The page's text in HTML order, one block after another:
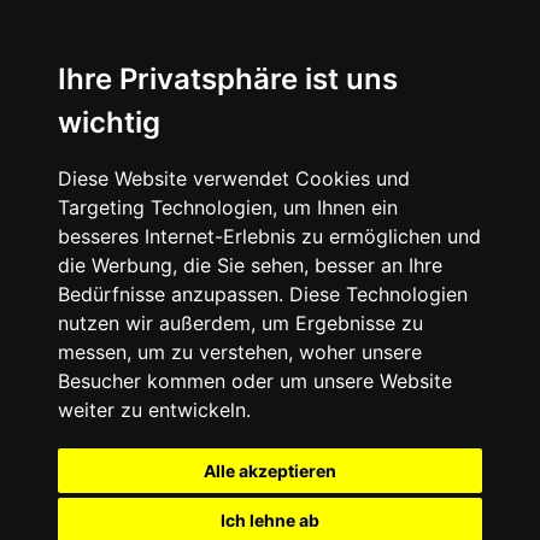
Ihre Privatsphäre ist uns
wichtig
Diese Website verwendet Cookies und
Targeting Technologien, um Ihnen ein
besseres Internet-Erlebnis zu ermöglichen und
die Werbung, die Sie sehen, besser an Ihre
Bedürfnisse anzupassen. Diese Technologien
nutzen wir außerdem, um Ergebnisse zu
messen, um zu verstehen, woher unsere
Besucher kommen oder um unsere Website
weiter zu entwickeln.
Alle akzeptieren
Ich lehne ab